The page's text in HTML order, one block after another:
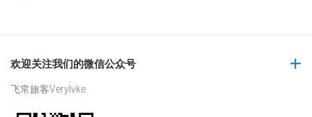
欢迎关注我们的微信公众号
飞常旅客Verylvke